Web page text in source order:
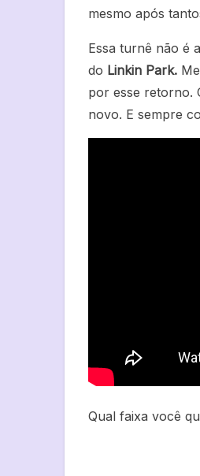
mesmo após
Essa turnê não é
do Linkin Park.
por esse retorno.
novo. E sempre
Qual faixa você